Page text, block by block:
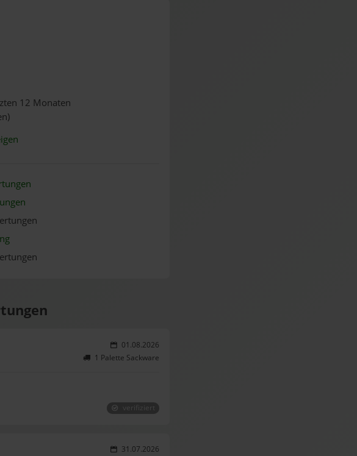
12 Monaten
01.08.2026
1 Palette Sackware
verifiziert
31.07.2026